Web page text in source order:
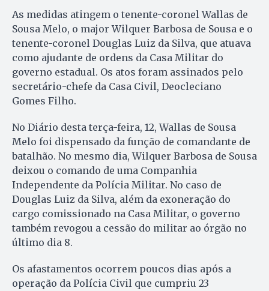
As medidas atingem o tenente-coronel Wallas de
Sousa Melo, o major Wilquer Barbosa de Sousa e o
tenente-coronel Douglas Luiz da Silva, que atuava
como ajudante de ordens da Casa Militar do
governo estadual. Os atos foram assinados pelo
secretário-chefe da Casa Civil, Deocleciano
Gomes Filho.
No Diário desta terça-feira, 12, Wallas de Sousa
Melo foi dispensado da função de comandante de
batalhão. No mesmo dia, Wilquer Barbosa de Sousa
deixou o comando de uma Companhia
Independente da Polícia Militar. No caso de
Douglas Luiz da Silva, além da exoneração do
cargo comissionado na Casa Militar, o governo
também revogou a cessão do militar ao órgão no
último dia 8.
Os afastamentos ocorrem poucos dias após a
operação da Polícia Civil que cumpriu 23